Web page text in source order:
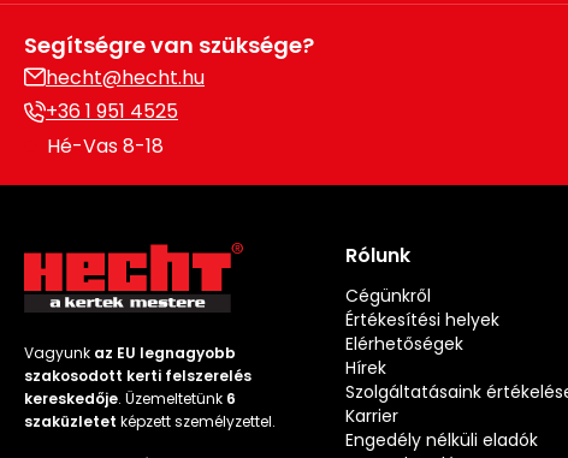
Segítségre van szüksége?
hecht@hecht.hu
+36 1 951 4525
Hé-Vas 8-18
Vagyunk az EU legnagyobb
szakosodott kerti felszerelés
kereskedője. Üzemeltetünk 6
szaküzletet képzett személyzettel.
Rólunk
Cégünkről
Értékesítési helyek
Elérhetőségek
Hírek
Szolgáltatásaink
Karrier
Engedély nélküli eladók